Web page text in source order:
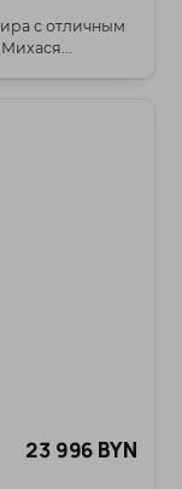
с отличным
23 996 BYN